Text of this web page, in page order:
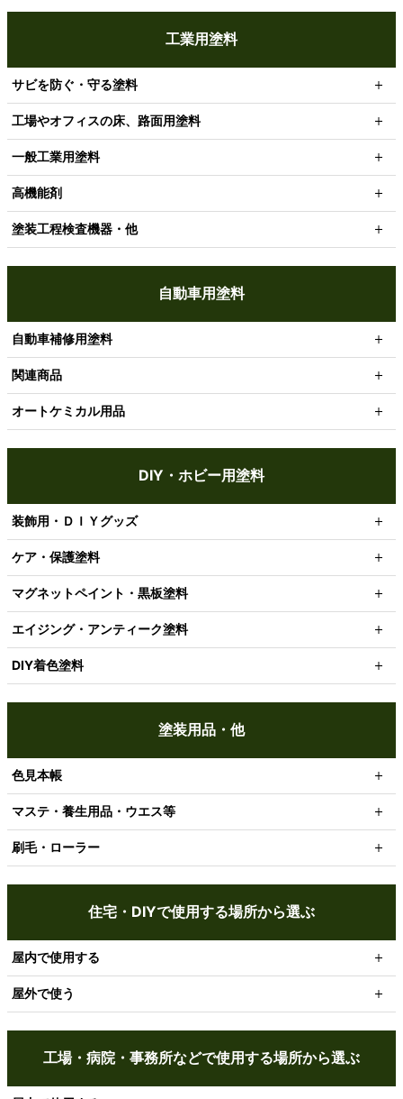
工業用塗料
サビを防ぐ・守る塗料
工場やオフィスの床、路面用塗料
一般工業用塗料
高機能剤
塗装工程検査機器・他
自動車用塗料
自動車補修用塗料
関連商品
オートケミカル用品
DIY・ホビー用塗料
装飾用・ＤＩＹグッズ
ケア・保護塗料
マグネットペイント・黒板塗料
エイジング・アンティーク塗料
DIY着色塗料
塗装用品・他
色見本帳
マステ・養生用品・ウエス等
刷毛・ローラー
住宅・DIYで使用する場所から選ぶ
屋内で使用する
屋外で使う
工場・病院・事務所などで使用する場所から選ぶ